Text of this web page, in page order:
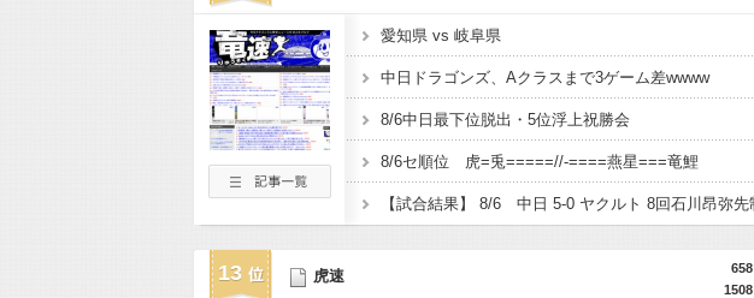
愛知県 vs 岐阜県
中日ドラゴンズ、Aクラスまで3ゲーム差wwww
8/6中日最下位脱出・5位浮上祝勝会
8/6セ順位 虎=兎=====//-====燕星===竜鯉
13
658
1508
虎速